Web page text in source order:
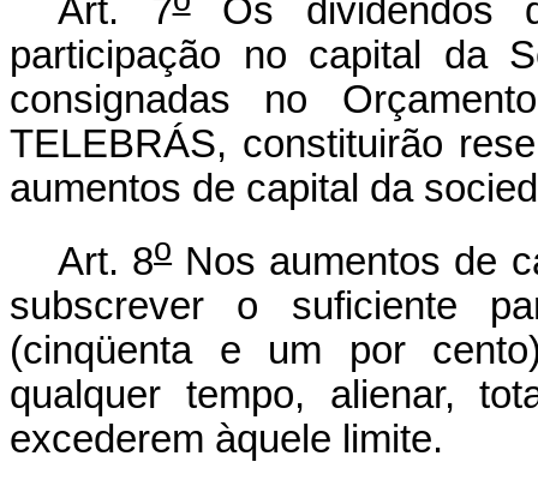
Art. 7 Os dividendos
participação no capital da
consignadas no
TELEBRÁS, constituirão
aumentos de capital da
Art. 8oNos aumentos de
subscrever o suficiente
(cinqüenta e um por
qualquer tempo, alienar,
excederem àquele limite.